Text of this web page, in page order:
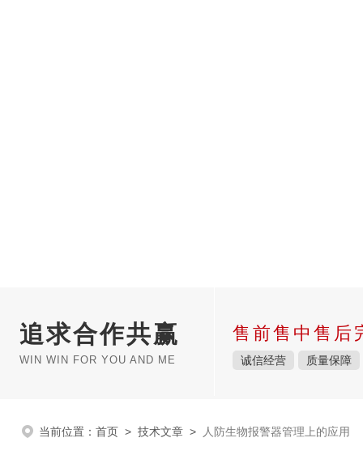
追求合作共赢
WIN WIN FOR YOU AND ME
售前售中售后
诚信经营 质量保障
当前位置： 首页 > 技术文章 > 人防生物报警器管理上的应用